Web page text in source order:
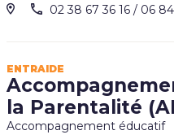
02 38 67 36 16 / 06
ENTRAIDE
la Parentalité
Accompagnement éducatif